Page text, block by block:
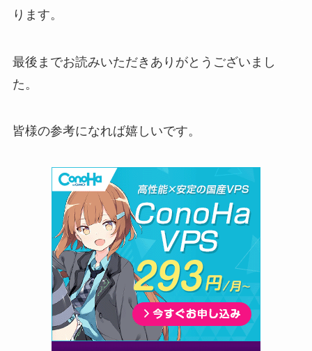
ります。
最後までお読みいただきありがとうございまし
た。
皆様の参考になれば嬉しいです。